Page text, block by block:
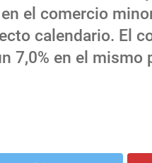
el comercio
calendario. El
7,0% en el mismo